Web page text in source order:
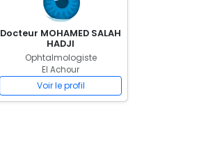
Docteur MOHAMED SALAH
HADJI
Ophtalmologiste
El Achour
Voir le profil